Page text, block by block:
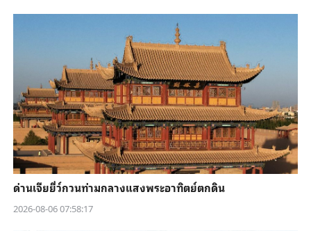
ด่านเจียยี่ว์กวนท่ามกลางแสงพระอาทิตย์ตกดิน
2026-08-06 07:58:17